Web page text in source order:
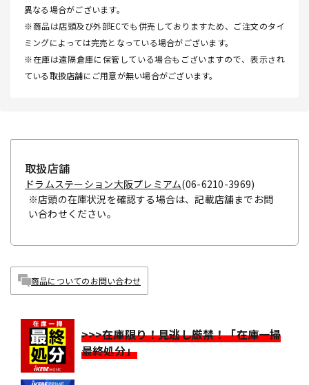
異なる場合がございます。
※商品は店頭及び外部ECでも併売しておりますため、ご注文のタイ
ミングによっては完売となっている場合がございます。
※在庫は遠隔倉庫に保管している場合もございますので、表示され
ている取扱店舗にご用意が無い場合がございます。
取扱店舗
ドラムステーション大阪プレミアム(06-6210-3969)
※店頭の在庫状況を確認する場合は、記載店舗までお問
い合わせください。
商品についてのお問い合わせ
>>>在庫限り！見逃し厳禁！「在庫一掃
最終処分」